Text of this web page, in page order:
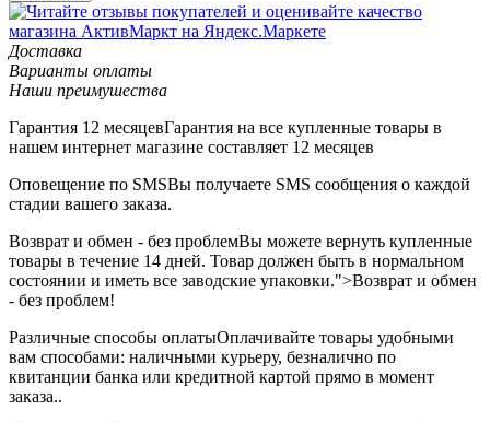
Доставка
Варианты оплаты
Наши преимушества
Гарантия 12 месяцевГарантия на все купленные товары в
нашем интернет магазине составляет 12 месяцев
Оповещение по SMSВы получаете SMS сообщения о каждой
стадии вашего заказа.
Возврат и обмен - без проблемВы можете вернуть купленные
товары в течение 14 дней. Товар должен быть в нормальном
состоянии и иметь все заводские упаковки.">Возврат и обмен
- без проблем!
Различные способы оплатыОплачивайте товары удобными
вам способами: наличными курьеру, безналично по
квитанции банка или кредитной картой прямо в момент
заказа..